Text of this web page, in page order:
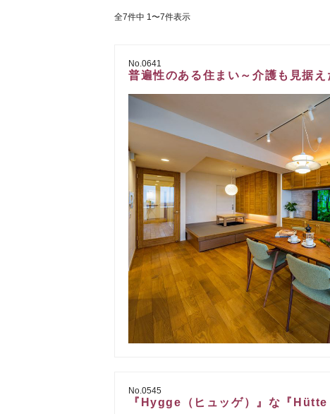
全7件中 1〜7件表示
No.0641
普遍性のある住まい～介護も見据
No.0545
『Hygge（ヒュッゲ）』な『Hütte